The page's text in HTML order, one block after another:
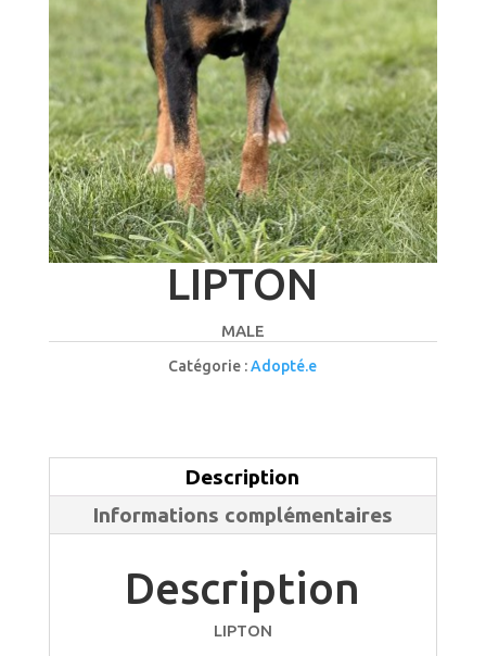
LIPTON
MALE
Catégorie :Adopté.e
Description
Informations complémentaires
Description
LIPTON